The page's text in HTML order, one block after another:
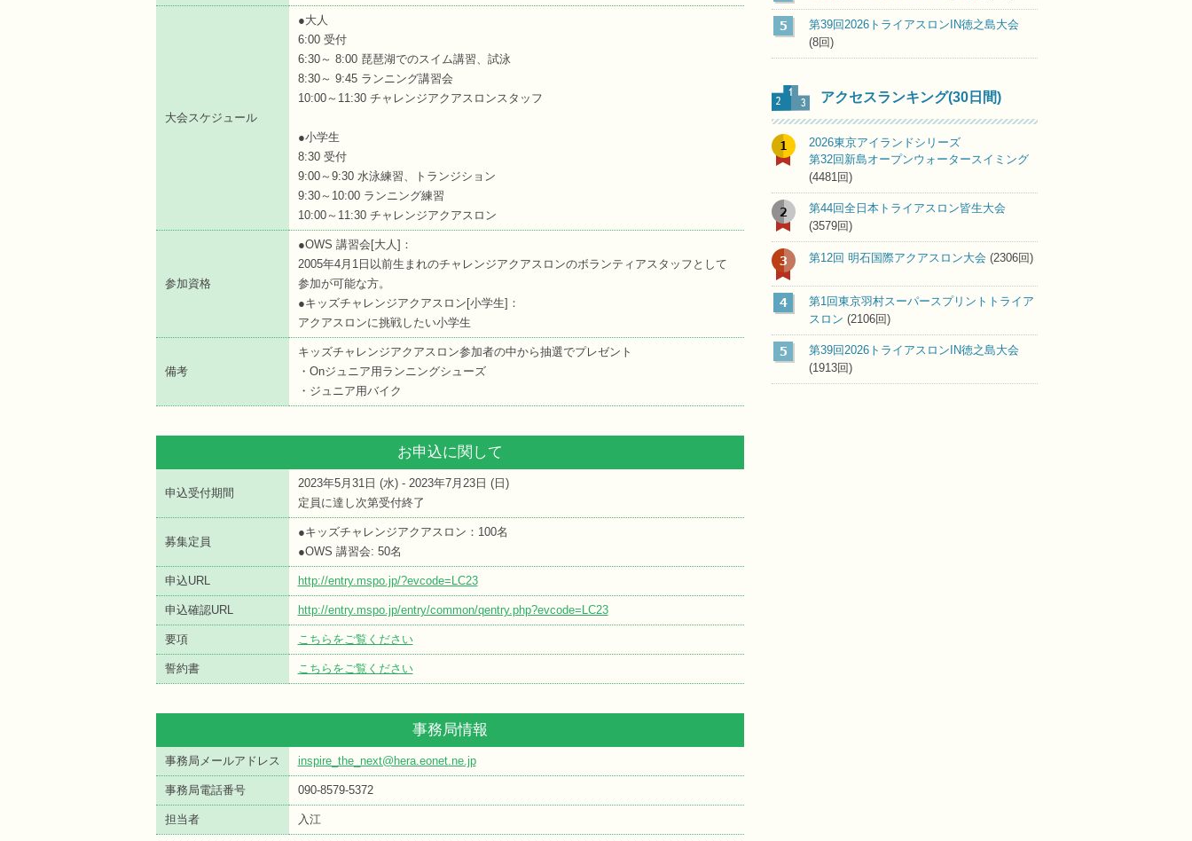
大会スケジュール
●大人
6:00 受付
6:30～ 8:00 琵琶湖でのスイム講習、試泳
8:30～ 9:45 ランニング講習会
10:00～11:30 チャレンジアクアスロンスタッフ
●小学生
8:30 受付
9:00～9:30 水泳練習、トランジション
9:30～10:00 ランニング練習
10:00～11:30 チャレンジアクアスロン
参加資格
●OWS 講習会[大人]：
2005年4月1日以前生まれのチャレンジアクアスロンのボランティアスタッフとして
参加が可能な方。
●キッズチャレンジアクアスロン[小学生]：
アクアスロンに挑戦したい小学生
備考
キッズチャレンジアクアスロン参加者の中から抽選でプレゼント
・Onジュニア用ランニングシューズ
・ジュニア用バイク
お申込に関して
申込受付期間
2023年5月31日 (水) - 2023年7月23日 (日 )
定員に達し次第受付終了
募集定員
●キッズチャレンジアクアスロン：100名
●OWS 講習会: 50名
申込URL http://entry.mspo.jp/?evcode=LC23
申込確認URL http://entry.mspo.jp/entry/common/qentry.php?evcode=LC23
要項 こちらをご覧ください
誓約書 こちらをご覧ください
事務局情報
事務局メールアドレス inspire_the_next@hera.eonet.ne.jp
事務局電話番号 090-8579-5372
担当者 入江
5
第39回2026トライアスロンIN徳之島大会
(8回)
アクセスランキング(30日間)
1
2026東京アイランドシリーズ
第32回新島オープンウォータースイミング
(4481回)
2
第44回全日本トライアスロン皆生大会
(3579回)
3 第12回 明石国際アクアスロン大会 (2306回)
4
第1回東京羽村スーパースプリントトライア
スロン (2106回)
5
第39回2026トライアスロンIN徳之島大会
(1913回)